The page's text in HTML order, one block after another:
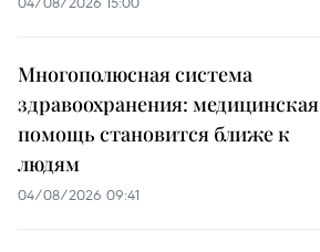
Многополюсная система
здравоохранения: медицинская
помощь становится ближе к
людям
04/08/2026 09:41